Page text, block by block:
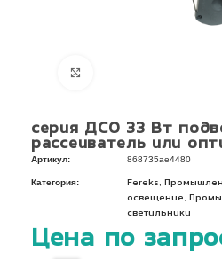
серия ДСО 33 Вт
рассеиватель или
Артикул: 868735ae4480
Категория: Fereks
освещение
светильники
Цена по